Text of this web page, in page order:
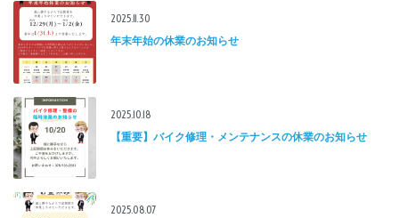
2025.11.30
年末年始の休業のお知らせ
2025.10.18
【重要】バイク修理・メンテナンスの休業のお知らせ
2025.08.07